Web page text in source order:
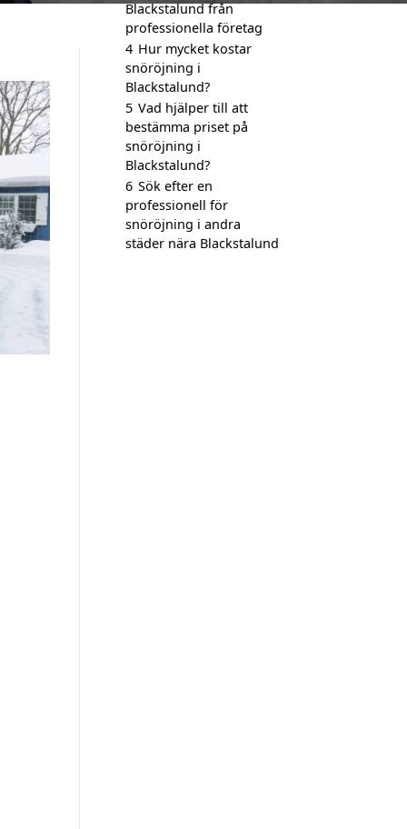
Blackstalund från
professionella företag
4 Hur mycket kostar
snöröjning i
Blackstalund?
5 Vad hjälper till att
bestämma priset på
snöröjning i
Blackstalund?
6 Sök efter en
professionell för
snöröjning i andra
städer nära Blackstalund